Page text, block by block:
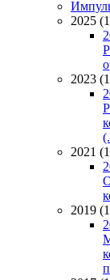
2025
2023
2021
2019